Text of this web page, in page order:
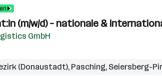
(m/w/d) – nationale &
GmbH
(Donaustadt), Pasching, Seiersberg-